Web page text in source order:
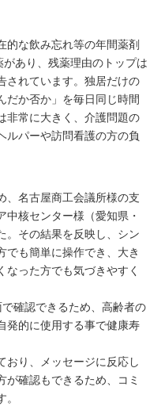
的な飲み忘れ等の年間薬剤
あり、残薬理由のトップは
されています。独居だけの
だか否か」を毎日同じ時間
非常に大きく、介護問題の
ルパーや訪問看護の方の負
、名古屋商工会議所様の支
核センター様（愛知県・
。その結果を反映し、シン
でも簡単に操作でき、大き
なった方でも気づきやすく
確認できるため、高齢者の
発的に使用する事で健康寿
おり、メッセージに反応し
が確認もできるため、コミ